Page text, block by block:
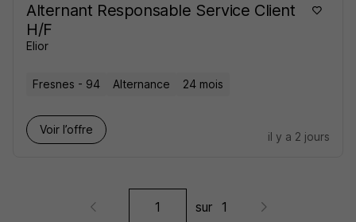
Alternant Responsable Service Client
H/F
Elior
Fresnes - 94 Alternance 24 mois
Voir l’offre
il y a 2 jours
sur 1